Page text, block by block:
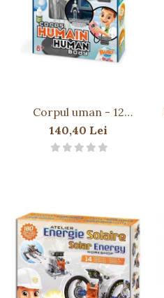
Corpul uman - 12
experimente NEW
140,40 Lei